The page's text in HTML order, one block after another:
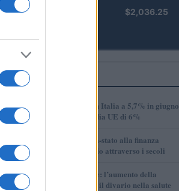
PRIME)
$2,036.25
PIÙ LETTI
1
Disoccupazione in Italia a 5,7% in giugno
2026, sotto la media UE di 6%
2
Dalle antiche città-stato alla finanza
globale: un viaggio attraverso i secoli
3
Longevità globale: l’aumento della
speranza di vita e il divario nella salute